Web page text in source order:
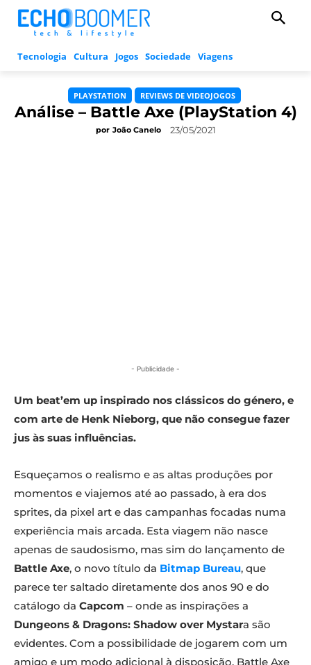
Tecnologia Cultura Jogos Sociedade Viagens
PLAYSTATION REVIEWS DE VIDEOJOGOS
Análise – Battle Axe (PlayStation 4)
por João Canelo 23/05/2021
- Publicidade -
Um beat’em up inspirado nos clássicos do género, e
com arte de Henk Nieborg, que não consegue fazer
jus às suas influências.
Esqueçamos o realismo e as altas produções por
momentos e viajemos até ao passado, à era dos
sprites, da pixel art e das campanhas focadas numa
experiência mais arcada. Esta viagem não nasce
apenas de saudosismo, mas sim do lançamento de
Battle Axe, o novo título da Bitmap Bureau, que
parece ter saltado diretamente dos anos 90 e do
catálogo da Capcom – onde as inspirações a
Dungeons & Dragons: Shadow over Mystara são
evidentes. Com a possibilidade de jogarem com um
amigo e um modo adicional à disposição, Battle Axe